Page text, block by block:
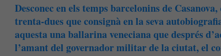
Desconec en els temps barcelonins de
trenta-dues que consignà en la seva
aquesta una ballarina veneciana que després
l’amant del governador militar de la ciutat, el